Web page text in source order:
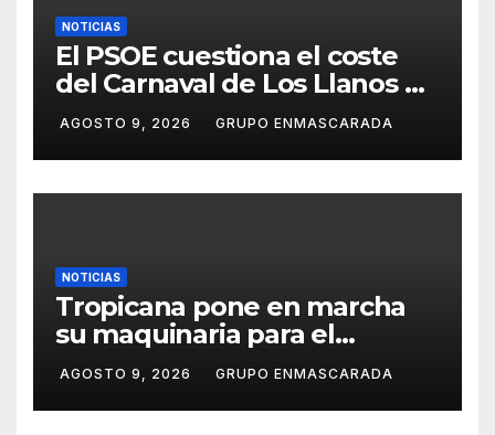
NOTICIAS
El PSOE cuestiona el coste
del Carnaval de Los Llanos de
Aridane y reclama mayor
control del gasto municipal
AGOSTO 9, 2026 GRUPO ENMASCARADA
NOTICIAS
Tropicana pone en marcha
su maquinaria para el
Carnaval 2027 con los
primeros ensayos de Lucas
Darias
AGOSTO 9, 2026 GRUPO ENMASCARADA